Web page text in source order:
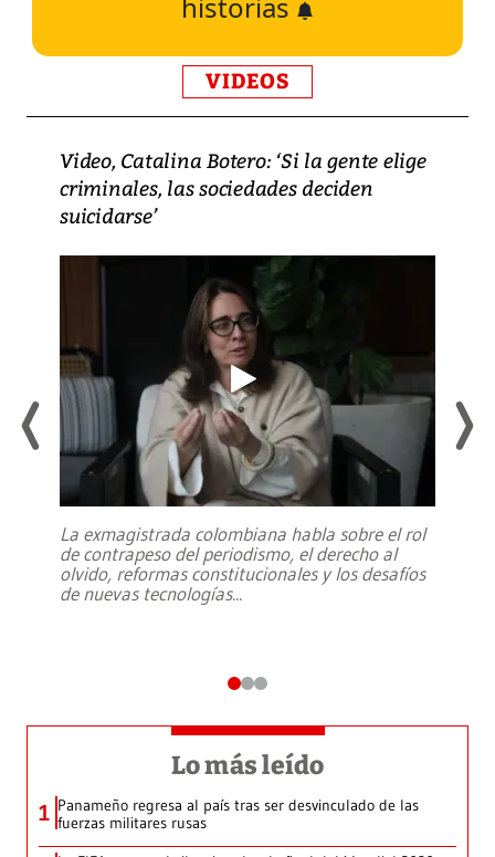
historias
VIDEOS
Video, Catalina Botero: ‘Si la gente elige
criminales, las sociedades deciden
suicidarse’
La exmagistrada colombiana habla sobre el rol
de contrapeso del periodismo, el derecho al
olvido, reformas constitucionales y los desafíos
de nuevas tecnologías...
Lo más leído
1 Panameño regresa al país tras ser desvinculado de las
fuerzas militares rusas